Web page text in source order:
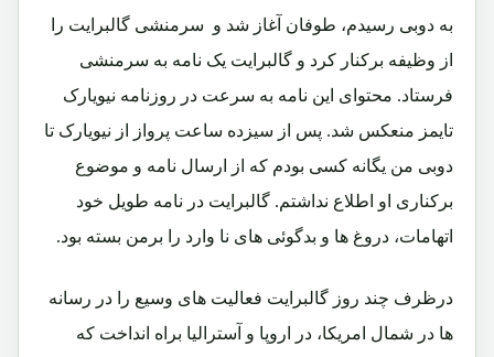
به دوبی رسیدم، طوفان آغاز شد و سرمنشی گالبرایت را
از وظیفه برکنار کرد و گالبرایت یک نامه به سرمنشی
فرستاد. محتوای این نامه به سرعت در روزنامه نیویارک
تایمز منعکس شد. پس از سیزده ساعت پرواز از نیویارک تا
دوبی من یگانه کسی بودم که از ارسال نامه و موضوع
برکناری او اطلاع نداشتم. گالبرایت در نامه طویل خود
اتهامات، دروغ ها و بدگوئی های نا وارد را برمن بسته بود.
درظرف چند روز گالبرایت فعالیت های وسیع را در رسانه
ها در شمال امریکا، در اروپا و آسترالیا براه انداخت که